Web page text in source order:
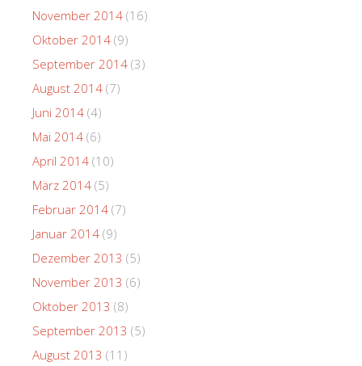
November 2014 (16)
Oktober 2014 (9)
September 2014 (3)
August 2014 (7)
Juni 2014 (4)
Mai 2014 (6)
April 2014 (10)
März 2014 (5)
Februar 2014 (7)
Januar 2014 (9)
Dezember 2013 (5)
November 2013 (6)
Oktober 2013 (8)
September 2013 (5)
August 2013 (11)